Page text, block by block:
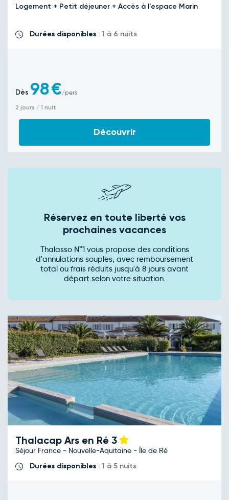
Logement + Petit déjeuner + Accès à l'espace Marin
Durées disponibles : 1 à 6 nuits
Dès 98€/pers
2 jours / 1 nuit
Découvrir
Réservez en toute liberté vos
prochaines vacances
Thalasso N°1 vous propose des conditions
d'annulations souples, avec remboursement
total ou frais réduits jusqu'à 8 jours avant
départ selon votre situation.
Thalacap Ars en Ré 3
Séjour France - Nouvelle-Aquitaine - Île de Ré
Durées disponibles : 1 à 5 nuits